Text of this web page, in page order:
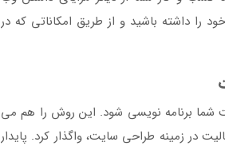
را داشته باشید و از طریق امکاناتی که در
شما برنامه نویسی شود. این روش را هم می
در زمینه طراحی سایت، واگذار کرد. پایدار